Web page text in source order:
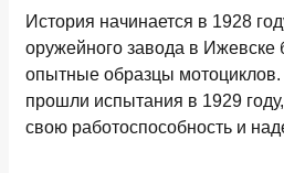
История начинается в 1928
оружейного завода в
опытные образцы
прошли испытания в 1929
свою работоспособность и